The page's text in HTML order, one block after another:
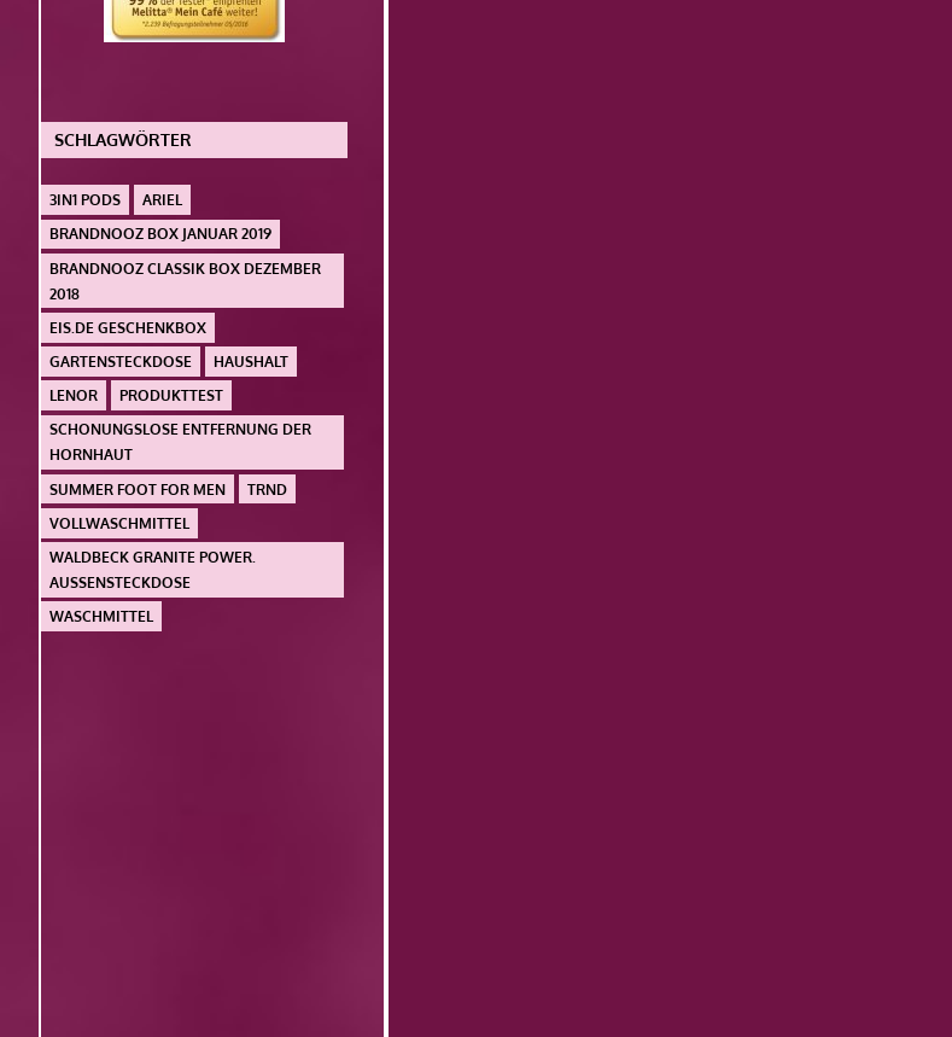
SCHLAGWÖRTER
3IN1 PODS
ARIEL
BRANDNOOZ BOX JANUAR 2019
BRANDNOOZ CLASSIK BOX DEZEMBER
2018
EIS.DE GESCHENKBOX
GARTENSTECKDOSE
HAUSHALT
LENOR
PRODUKTTEST
SCHONUNGSLOSE ENTFERNUNG DER
HORNHAUT
SUMMER FOOT FOR MEN
TRND
VOLLWASCHMITTEL
WALDBECK GRANITE POWER.
AUSSENSTECKDOSE
WASCHMITTEL